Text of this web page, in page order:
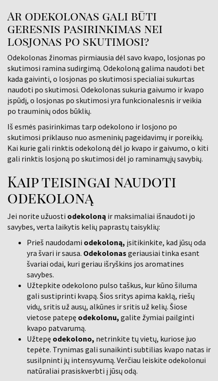
Ar odekolonas gali būti
geresnis pasirinkimas nei
losjonas po skutimosi?
Odekolonas žinomas pirmiausia dėl savo kvapo, losjonas po
skutimosi ramina sudirgimą. Odekoloną galima naudoti bet
kada gaivinti, o losjonas po skutimosi specialiai sukurtas
naudoti po skutimosi. Odekolonas sukuria gaivumo ir kvapo
įspūdį, o losjonas po skutimosi yra funkcionalesnis ir veikia
po trauminių odos būklių.
Iš esmės pasirinkimas tarp odekolono ir losjono po
skutimosi priklauso nuo asmeninių pageidavimų ir poreikių.
Kai kurie gali rinktis odekoloną dėl jo kvapo ir gaivumo, o kiti
gali rinktis losjoną po skutimosi dėl jo raminamųjų savybių.
Kaip teisingai naudoti
odekoloną
Jei norite užuosti odekoloną ir maksimaliai išnaudoti jo
savybes, verta laikytis kelių paprastų taisyklių:
Prieš naudodami odekoloną, įsitikinkite, kad jūsų oda
yra švari ir sausa. Odekolonas geriausiai tinka esant
švariai odai, kuri geriau išryškins jos aromatines
savybes.
Užtepkite odekolono pulso taškus, kur kūno šiluma
gali sustiprinti kvapą. Šios sritys apima kaklą, riešų
vidų, sritis už ausų, alkūnes ir sritis už kelių. Šiose
vietose patepę odekolonu, galite žymiai pailginti
kvapo patvarumą.
Užtepę odekolono, netrinkite tų vietų, kuriose juo
tepėte. Trynimas gali sunaikinti subtilias kvapo natas ir
susilpninti jų intensyvumą. Verčiau leiskite odekolonui
natūraliai prasiskverbti į jūsų odą.